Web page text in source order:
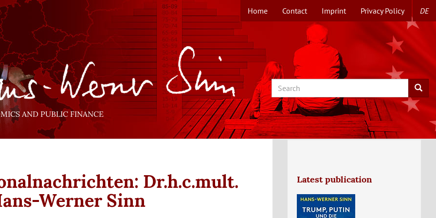
TOPMENUE
EN
Home Contact Imprint Privacy Policy DE
AND PUBLIC FINANCE
Search Search
Dr.h.c.mult.
Werner Sinn
Latest publication